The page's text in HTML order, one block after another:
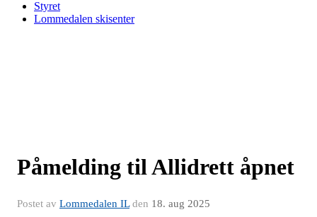
Styret
Lommedalen skisenter
Påmelding til Allidrett åpnet
Postet av Lommedalen ILden 18. aug 2025